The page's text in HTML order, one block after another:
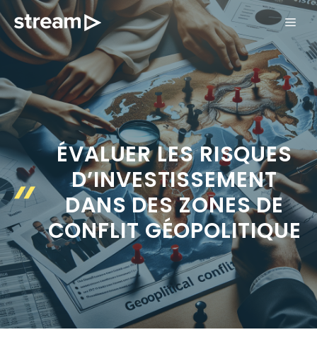
Aller
au
contenu
ÉVALUER LES RISQUES
D’INVESTISSEMENT
DANS DES ZONES DE
CONFLIT GÉOPOLITIQUE